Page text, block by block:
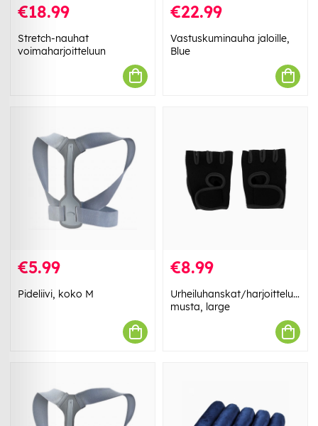
€18.99
Stretch-nauhat
voimaharjoitteluun
€22.99
Vastuskuminauha jaloille,
Blue
€5.99
Pideliivi, koko M
€8.99
Urheiluhanskat/
musta, large